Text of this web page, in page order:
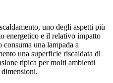
uno degli aspetti più
energetico e il relativo impatto
una lampada a
una superficie riscaldata di
tipica per molti ambienti